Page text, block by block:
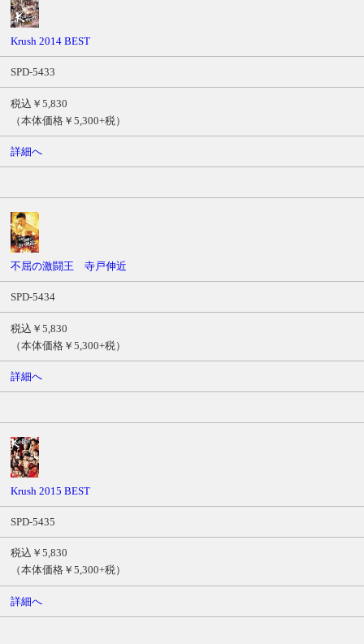
Krush 2014 BEST
SPD-5433
税込￥5,830
（本体価格￥5,300+税）
詳細へ
不屈の激闘王 寺戸伸近
SPD-5434
税込￥5,830
（本体価格￥5,300+税）
詳細へ
Krush 2015 BEST
SPD-5435
税込￥5,830
（本体価格￥5,300+税）
詳細へ